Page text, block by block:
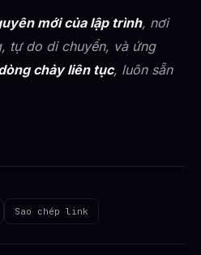
mới của lập trình, nơi
tự do di chuyển, và ứng
chảy liên tục, luôn sẵn
Sao chép link